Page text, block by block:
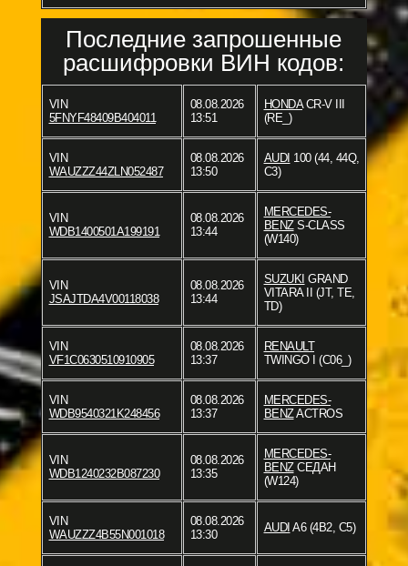
Последние запрошенные
расшифровки ВИН кодов:
VIN
5FNYF48409B404011
08.08.2026
13:51
HONDACR-V III
(RE_)
VIN
WAUZZZ44ZLN052487
08.08.2026
13:50
AUDI 100 (44, 44Q,
C3)
VIN
WDB1400501A199191
08.08.2026
13:44
MERCEDES-
BENZS-CLASS
(W140)
VIN
JSAJTDA4V00118038
08.08.2026
13:44
SUZUKI GRAND
VITARA II (JT, TE,
TD)
VIN
VF1C0630510910905
08.08.2026
13:37
RENAULT
TWINGO I (C06_)
VIN
WDB9540321K248456
08.08.2026
13:37
MERCEDES-
BENZACTROS
VIN
WDB1240232B087230
08.08.2026
13:35
MERCEDES-
BENZСЕДАН
(W124)
VIN
WAUZZZ4B55N001018
08.08.2026
13:30
AUDI A6 (4B2, C5)